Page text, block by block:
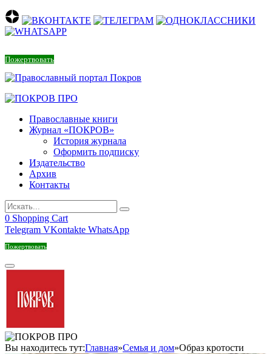
Пожертвовать
Православные книги
Журнал «ПОКРОВ»
История журнала
Оформить подписку
Издательство
Архив
Контакты
0 Shopping Cart
Telegram VKontakte WhatsApp
Пожертвовать
Вы находитесь тут:Главная»Семья и дом»Образ кротости